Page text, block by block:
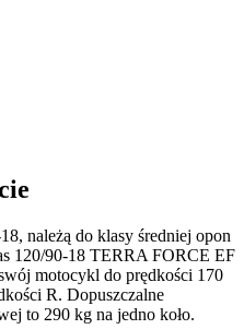
należą do klasy średniej opon
120/90-18 TERRA FORCE EF
motocykl do prędkości 170
R. Dopuszczalne
to 290 kg na jedno koło.